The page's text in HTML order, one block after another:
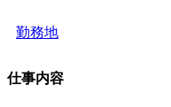
勤務地
仕事内容